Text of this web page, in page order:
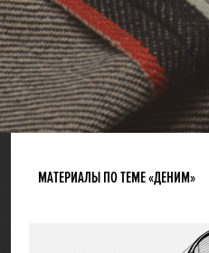
МАТЕРИАЛЫ ПО ТЕМЕ «ДЕНИМ»